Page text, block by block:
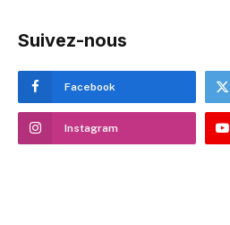
Suivez-nous
Facebook
Instagram